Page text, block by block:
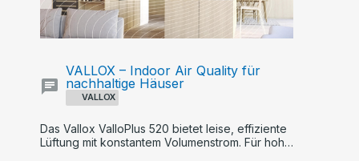
VALLOX
VALLOX – Indoor Air Quality für
nachhaltige Häuser
Das Vallox ValloPlus 520 bietet leise, effiziente
Lüftung mit konstantem Volumenstrom. Für hohe